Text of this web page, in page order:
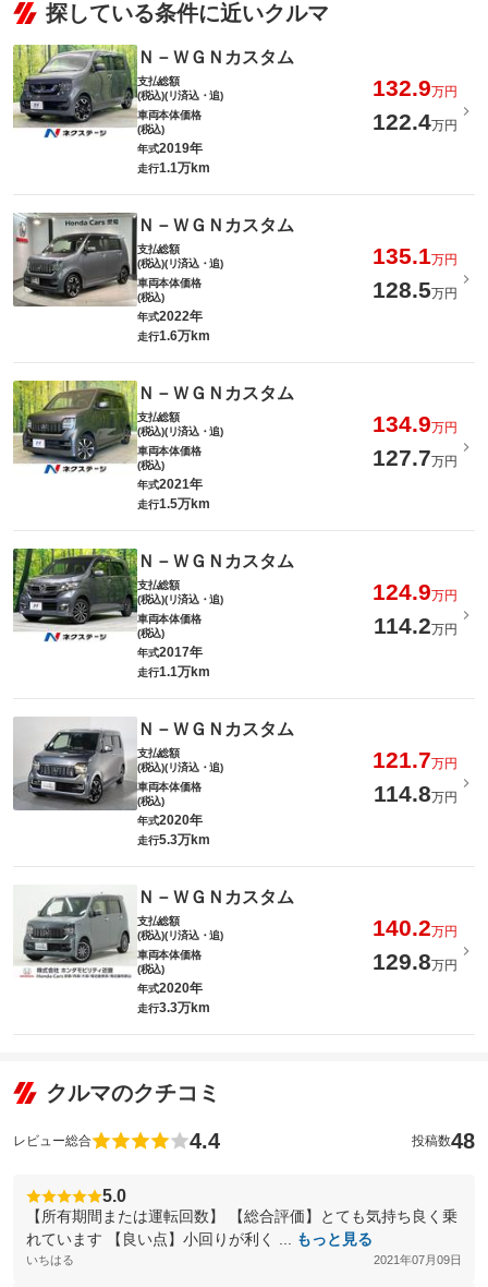
探している条件に近いクルマ
Ｎ－ＷＧＮカスタム
支払総額
(税込)(リ済込・追)
132.9万円
車両本体価格
(税込)
122.4万円
年式2019年
走行1.1万km
Ｎ－ＷＧＮカスタム
支払総額
(税込)(リ済込・追)
135.1万円
車両本体価格
(税込)
128.5万円
年式2022年
走行1.6万km
Ｎ－ＷＧＮカスタム
支払総額
(税込)(リ済込・追)
134.9万円
車両本体価格
(税込)
127.7万円
年式2021年
走行1.5万km
Ｎ－ＷＧＮカスタム
支払総額
(税込)(リ済込・追)
124.9万円
車両本体価格
(税込)
114.2万円
年式2017年
走行1.1万km
Ｎ－ＷＧＮカスタム
支払総額
(税込)(リ済込・追)
121.7万円
車両本体価格
(税込)
114.8万円
年式2020年
走行5.3万km
Ｎ－ＷＧＮカスタム
支払総額
(税込)(リ済込・追)
140.2万円
車両本体価格
(税込)
129.8万円
年式2020年
走行3.3万km
クルマのクチコミ
レビュー総合 4.4 投稿数48
5.0
【所有期間または運転回数】 【総合評価】とても気持ち良く乗
れています 【良い点】小回りが利く ...
もっと見る
いちはる 2021年07月09日